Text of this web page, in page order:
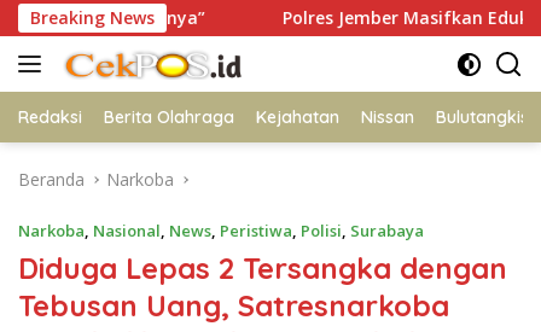
Langsung
ke
konten
Breaking News Polres Jember Masifkan Edukasi
Redaksi Berita Olahraga Kejahatan Nissan Bulutangkis
Beranda Narkoba
Narkoba, Nasional, News, Peristiwa, Polisi, Surabaya
Diduga Lepas 2 Tersangka dengan
Tebusan Uang, Satresnarkoba